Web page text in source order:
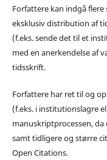
Forfattere kan indgå
eksklusiv distribution af
(f.eks. sende det til et
med en anerkendelse af
tidsskrift.
Forfattere har ret til og
(f.eks. i institutionslagre
manuskriptprocessen,
samt tidligere og større
Open Citations.